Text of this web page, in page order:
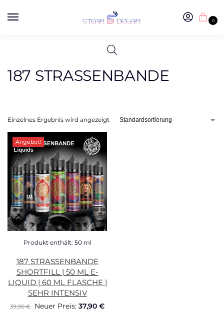
0
187 STRASSENBANDE
Einzelnes Ergebnis wird angezeigt
Angebot!
Produkt enthält: 50 ml
187 STRASSENBANDE
SHORTFILL | 50 ML E-
LIQUID | 60 ML FLASCHE |
SEHR INTENSIV
39,90€ Neuer Preis: 37,90€